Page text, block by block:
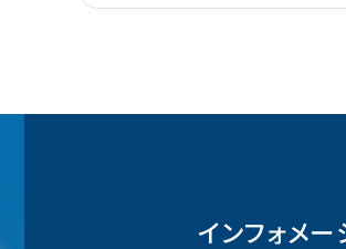
インフォメ